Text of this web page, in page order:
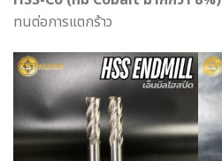
ทนต่อการแตกร้าว